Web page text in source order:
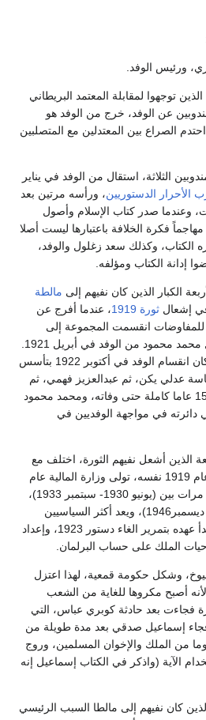
ورئيس الوفد.
الذين توجهوا لمقابلة المعتمد البريطاني
مصر في نوفمبر 1918 مندوبين عن الوفد، خرج من الوفد هو
الصراع بين المعتدلين مع المتصلبين
الثلاثة، استقال من الوفد في يناير
الأحرار الدستوريين، ورأسه مرتين بعد
وعندما صدر كتاب الإسلام وأصول
مهاجماً فكرة الخلافة باعتبارها ليست أصلا
الكتاب، وكذلك سعد زغلول والوفد،
إدانة الكتاب ومؤلفه.
الكبار الذين كان نفيهم إلى مالطة
ثورة 1919
، عندما أفرج عن
انقسمت المجموعة إلى
ولما ضاق الفريقان ببعضهما كان انقسام الوفد في أكتوبر 1922 بتأسس
عدلي يكن، ثم عبدالعزيز فهمي، ثم
محمد محمود، الذي ترأسه لـ15 عاما كاملة حتى وفاته، ومحمد محمود
دائرته في مواجهة الوفديين في
الذين أشعل نفيهم الثورة، اختلف مع
سعد زغلول مبكرا واستقال عام 1919 نفسه، تولى وزارة المالية عام
1921، وترأس الحكومة ثلاث مرات بين (يونيو 1930- سبتمبر 1933)،
ثم مرة أخرى (فبراير 1946- ديسمبر1946)، ويعد أكثر السياسيين
الذين لقوا رفضا شعبيا، لأنه بدأ عهده بتمرير الغاء دستور 1923، وإعداد
وشكل حكومة قمعية، لهذا اعتزل
أصبح مكروها للغاية من الشعب
فجاءت بعد حادثة كوبري عباس، التي
إسماعيل صدقي بعد مدة طويلة من
من الملك والإخوان المسلمين، وروج
الآية (واذكر في الكتاب إسماعيل إنه
كان نفيهم إلى مالطا السبب الرئيسي